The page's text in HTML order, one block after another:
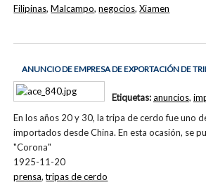
Filipinas,Malcampo,negocios,Xiamen
ANUNCIO DE EMPRESA DE EXPORTACIÓN DE
En los años 20 y 30, la tripa de cerdo fue uno
importados desde China. En esta ocasión, se
"Corona"
1925-11-20
Etiquetas:anuncios,
prensa,tripas de cerdo